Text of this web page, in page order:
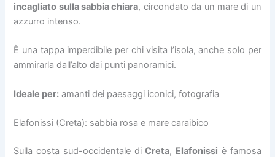
incagliato sulla sabbia chiara, circondato da un mare di un
azzurro intenso.
È una tappa imperdibile per chi visita l’isola, anche solo per
ammirarla dall’alto dai punti panoramici.
Ideale per: amanti dei paesaggi iconici, fotografia
Elafonissi (Creta): sabbia rosa e mare caraibico
Sulla costa sud-occidentale diCreta, Elafonissi è famosa